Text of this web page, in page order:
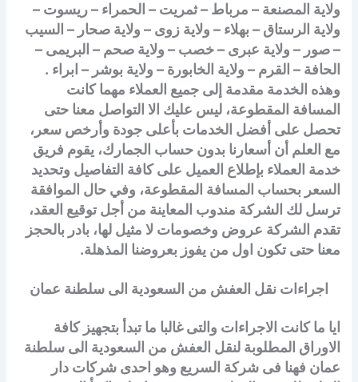
ولاية المصنعة – مرباط – ثمريت – الحمراء – ريسوت –
ولاية الرستاق – بهلاء – ولاية زوى – ولاية صحار – السيب
– صور – ولاية عبرى – خصب – ولاية صحم – البريمى –
الحافة – القرم – ولاية الخابورة – ولاية بوشر – ابراء .
وهذه الخدمة مقدمة إلى جميع العملاء مهما كانت
المسافة المقطوعة، ليس عليك الا التواصل معنا حتى
تحصل على أفضل الخدمات بأعلى جودة وأرخص سعر،
مع العلم أن أسعارنا بدون حساب الجمارك، يقوم فريق
خدمة العملاء بإطلاع العميل على كافة التفاصيل وتحديد
السعر بحساب المسافة المقطوعة، وفي حال الموافقة
ترسل لك الشركة مندوب المعاينة من أجل توقيع العقد،
تقدم الشركة عروض وخصومات لا مثيل لها، بادر بالحجز
معنا حتى تكون اول من يفوز بعروضنا المذهلة.
اجراءات نقل العفش من السعودية الى سلطنة عمان
ايا ما كانت الاجراءات والتى غالبا ما تبدأ بتجهيز كافة
الاوراق المطلوبة لنقل العفش من السعودية الى سلطنة
عمان فهنا فى شركة السريع وهو احدى شركات دار